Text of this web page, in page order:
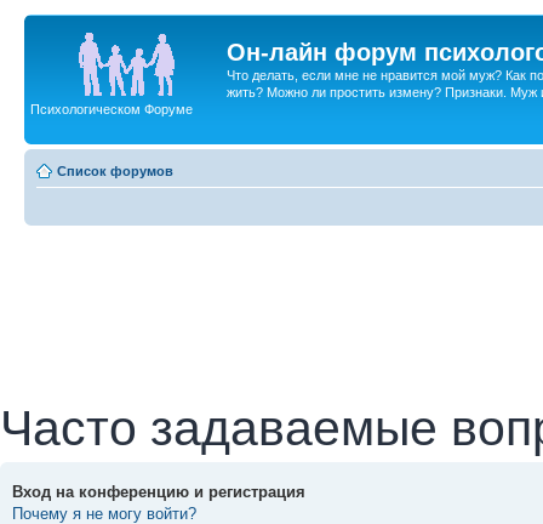
Он-лайн форум
Что делать, если мне не нравится мой муж? Как
жить? Можно ли простить измену? Признаки. Муж
Психологическом Форуме
Список форумов
Часто задаваемые
Вход на конференцию и регистрация
Почему я не могу войти?